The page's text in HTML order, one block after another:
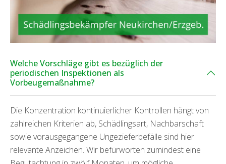
Welche Vorschläge gibt es bezüglich der
periodischen Inspektionen als
Vorbeugemaßnahme?
Die Konzentration kontinuierlicher Kontrollen hängt von
zahlreichen Kriterien ab, Schädlingsart, Nachbarschaft
sowie vorausgegangene Ungezieferbefälle sind hier
relevante Anzeichen. Wir befürworten zumindest eine